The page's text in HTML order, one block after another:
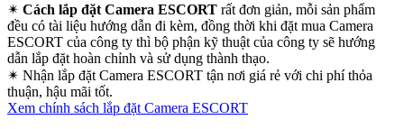
✴ Cách lắp đặt Camera ESCORT rất đơn giản, mỗi sản phẩm
đều có tài liệu hướng dẫn đi kèm, đồng thời khi đặt mua Camera
ESCORT của công ty thì bộ phận kỹ thuật của công ty sẽ hướng
dẫn lắp đặt hoàn chỉnh và sử dụng thành thạo.
✴ Nhận lắp đặt Camera ESCORT tận nơi giá rẻ với chi phí thỏa
thuận, hậu mãi tốt.
Xem chính sách lắp đặt Camera ESCORT